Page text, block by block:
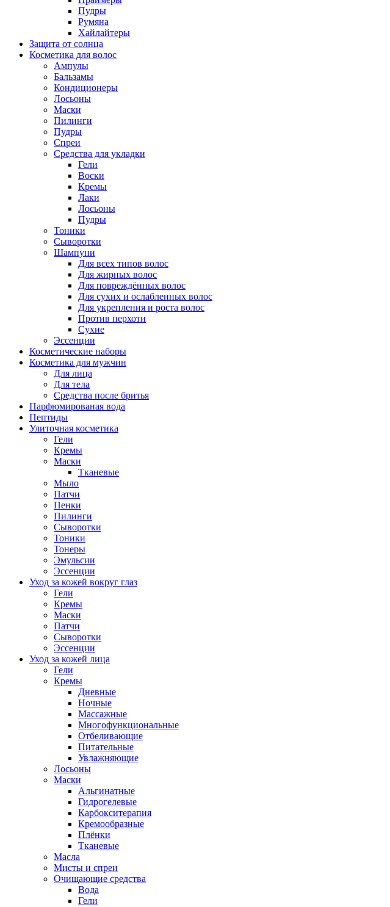
Пудры
Румяна
Хайлайтеры
Защита от солнца
Косметика для волос
Ампулы
Бальзамы
Кондиционеры
Лосьоны
Маски
Пилинги
Пудры
Спреи
Средства для укладки
Гели
Воски
Кремы
Лаки
Лосьоны
Пудры
Тоники
Сыворотки
Шампуни
Для всех типов волос
Для жирных волос
Для повреждённых волос
Для сухих и ослабленных волос
Для укрепления и роста волос
Против перхоти
Сухие
Эссенции
Косметические наборы
Косметика для мужчин
Для лица
Для тела
Средства после бритья
Парфюмированая вода
Пептиды
Улиточная косметика
Гели
Кремы
Маски
Тканевые
Мыло
Патчи
Пенки
Пилинги
Сыворотки
Тоники
Тонеры
Эмульсии
Эссенции
Уход за кожей вокруг глаз
Гели
Кремы
Маски
Патчи
Сыворотки
Эссенции
Уход за кожей лица
Гели
Кремы
Дневные
Ночные
Массажные
Многофункциональные
Отбеливающие
Питательные
Увлажняющие
Лосьоны
Маски
Альгинатные
Гидрогелевые
Карбокситерапия
Кремообразные
Плёнки
Тканевые
Масла
Мисты и спреи
Очищающие средства
Вода
Гели